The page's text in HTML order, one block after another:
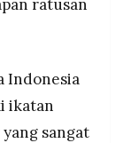
ratusan
Indonesia
ikatan
sangat